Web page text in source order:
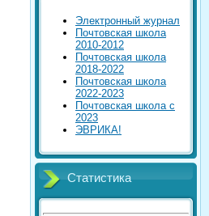
Электронный журнал
Почтовская школа
2010-2012
Почтовская школа
2018-2022
Почтовская школа
2022-2023
Почтовская школа с
2023
ЭВРИКА!
Статистика